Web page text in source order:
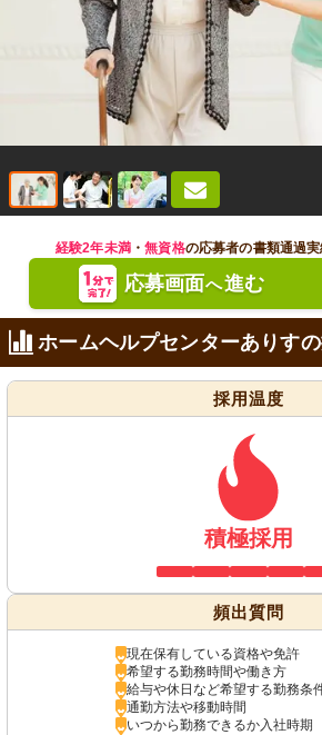
経験2年未満・無資格の応募者の書類通過
応募画面へ進む
ホームヘルプセンターありす
採用温度
積極採用
頻出質問
現在保有している資格や免許
希望する勤務時間や働き方
給与や休日など希望する勤務条
通勤方法や移動時間
いつから勤務できるか入社時期